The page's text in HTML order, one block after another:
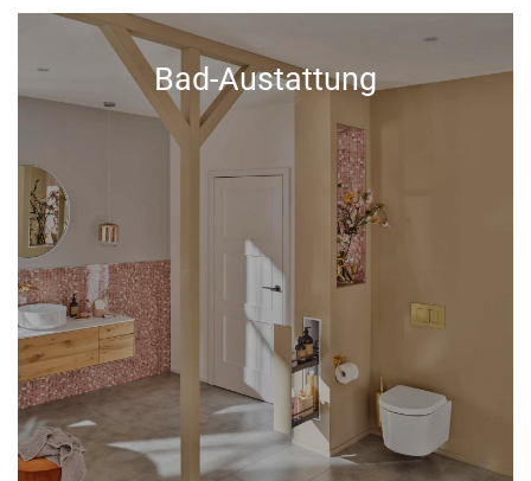
Bad-Austattung